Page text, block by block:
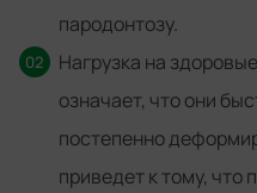
пародонтозу.
Нагрузка на
означает, что они
постепенно
приведет к тому, что